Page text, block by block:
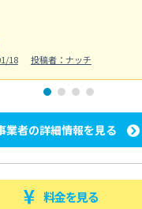
18
投稿者：ナッチ
業者の詳細情報を見る
料金を見る